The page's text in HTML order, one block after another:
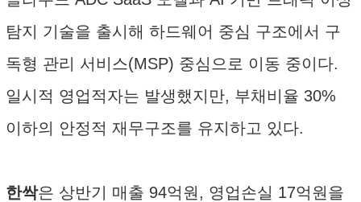
탐지 기술을 출시해 하드웨어 중심 구조에서 구
독형 관리 서비스(MSP) 중심으로 이동 중이다.
일시적 영업적자는 발생했지만, 부채비율 30%
이하의 안정적 재무구조를 유지하고 있다.
한싹은 상반기 매출 94억원, 영업손실 17억원을